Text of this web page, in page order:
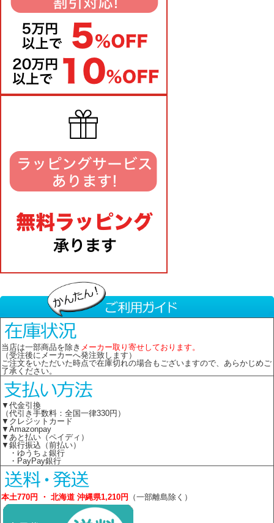
当店は一部商品を除き メーカー取り寄せしております。
（受注後にメーカーへ発注致します）
ご注文をいただいた時点で在庫切れの場合もございますので、あらかじめご
了承ください。
▼代金引換
（代引き手数料：全国一律330円）
▼クレジットカード
▼Amazonpay
▼あと払い（ペイディ）
▼銀行振込（前払い）
・ゆうちょ銀行
・PayPay銀行
本土770円 ・ 北海道 沖縄県1,210円 （一部離島除く）